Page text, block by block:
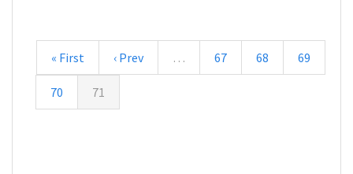
« First ‹ Prev … 67 68 69
70 71